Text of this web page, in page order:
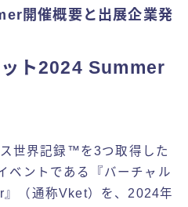
開催概要と出展企業発
ト2024 Summer
世界記録™を3つ取得した
ベントである『バーチャル
（通称Vket）を、2024年